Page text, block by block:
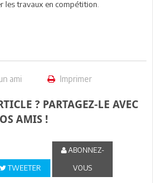
les travaux en compétition.
ami Imprimer
? PARTAGEZ-LE AVEC
AMIS !
TWEETER
ABONNEZ-
VOUS